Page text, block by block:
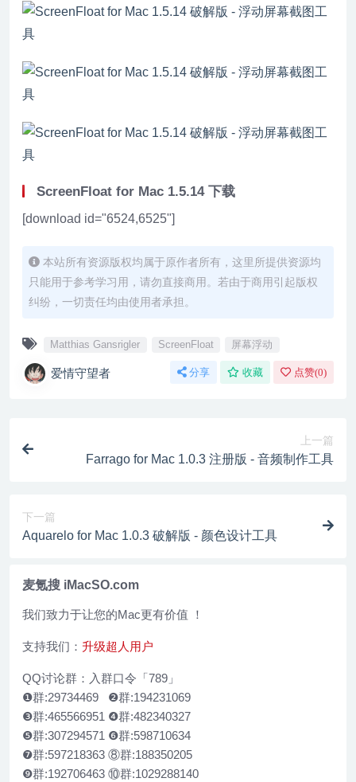
ScreenFloat for Mac 1.5.14 下载
[download id="6524,6525"]
本站所有资源版权均属于原作者所有，这里所提供资源均
只能用于参考学习用，请勿直接商用。若由于商用引起版权
纠纷，一切责任均由使用者承担。
Matthias Gansrigler ScreenFloat 屏幕浮动
爱情守望者 分享 收藏 点赞(0)
上一篇
Farrago for Mac 1.0.3 注册版 - 音频制作工具
下一篇
Aquarelo for Mac 1.0.3 破解版 - 颜色设计工具
麦氪搜 iMacSO.com
我们致力于让您的Mac更有价值 ！
支持我们： 升级超人用户
QQ讨论群：入群口令「789」
❶群:29734469 ❷群:194231069
❸群:465566951 ❹群:482340327
❺群:307294571 ❻群:598710634
❼群:597218363 ⑧群:188350205
❾群:192706463 ⑩群:1029288140